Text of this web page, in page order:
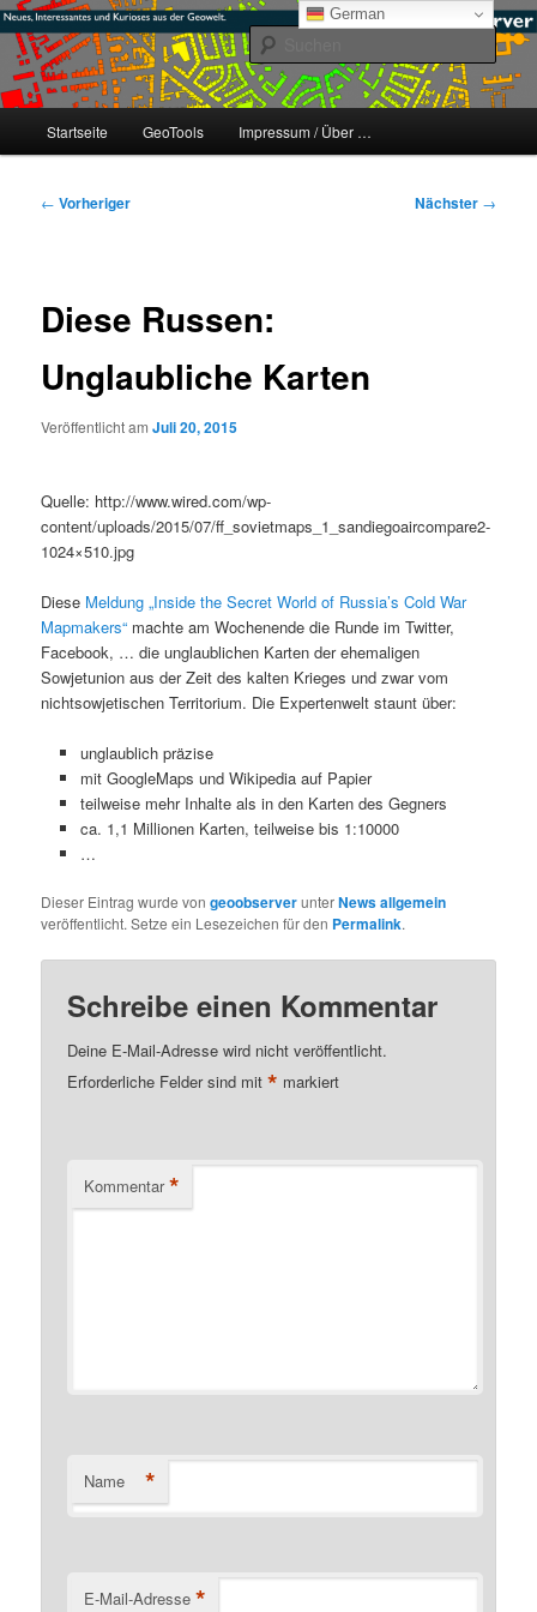
Zum
primären
Inhalt
springen#geoObserver
mikeE's GeoBlog
Startseite GeoTools Impressum / Über …
Beitragsnavigation
← Vorheriger Nächster →
Diese Russen:
Unglaubliche Karten
Veröffentlicht amJuli 20, 2015
Quelle: http://www.wired.com/wp-
content/uploads/2015/07/ff_sovietmaps_1_sandiegoaircompare2-
1024×510.jpg
Diese Meldung „Inside the Secret World of Russia’s Cold War
Mapmakers“ machte am Wochenende die Runde im Twitter,
Facebook, … die unglaublichen Karten der ehemaligen
Sowjetunion aus der Zeit des kalten Krieges und zwar vom
nichtsowjetischen Territorium. Die Expertenwelt staunt über:
unglaublich präzise
mit GoogleMaps und Wikipedia auf Papier
teilweise mehr Inhalte als in den Karten des Gegners
ca. 1,1 Millionen Karten, teilweise bis 1:10000
…
Dieser Eintrag wurde vongeoobserverunterNews allgemein
veröffentlicht. Setze ein Lesezeichen für den Permalink.
Schreibe einen Kommentar
Deine E-Mail-Adresse wird nicht veröffentlicht.
Erforderliche Felder sind mit* markiert
Kommentar *
Name *
E-Mail-Adresse *
German